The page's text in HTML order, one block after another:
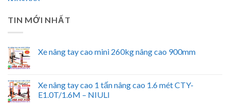
TIN MỚI NHẤT
Xe nâng tay cao mini 260kg nâng cao 900mm
Xe nâng tay cao 1 tấn nâng cao 1.6 mét CTY-
E1.0T/1.6M – NIULI